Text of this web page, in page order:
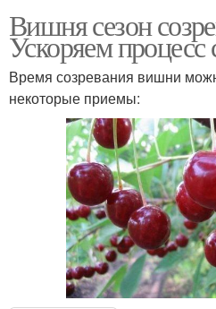
Вишня сезон
Ускоряем процесс
Время созревания вишни
некоторые приемы: